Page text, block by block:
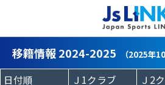
移籍情報 2024-2025 （2025年